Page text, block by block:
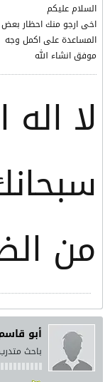
السلام عليكم
اخى ارجو منك احظار بعض
المساعدة على اكمل وجه
موفق انشاء الله
لا اله
من
أبو
باحث